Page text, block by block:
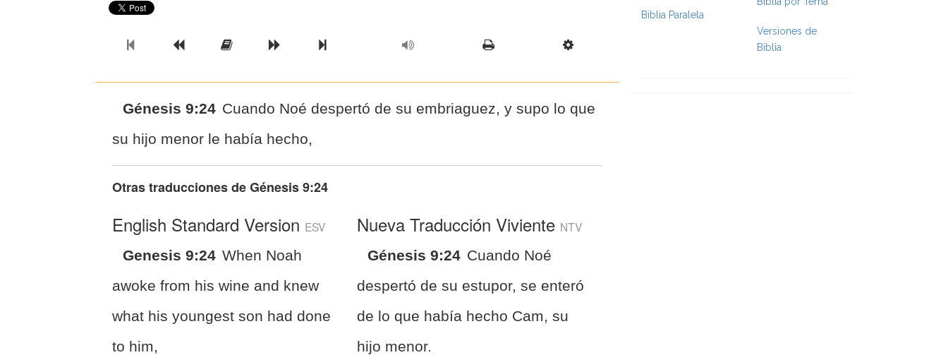
Previous BookPrevious Chapter
Read the Full Chapter
Next Chapter
Next Book Scripture Formatting
Génesis 9:24 Cuando Noé despertó de su embriaguez, y supo lo que
su hijo menor le había hecho,
Otras traducciones deGénesis 9:24
English Standard Version ESV
Genesis 9:24 When Noah
awoke from his wine and knew
what his youngest son had done
to him,
Nueva Traducción Viviente NTV
Génesis 9:24 Cuando Noé
despertó de su estupor, se enteró
de lo que había hecho Cam, su
hijo menor.
Biblia Paralela
Versiones de
Biblia